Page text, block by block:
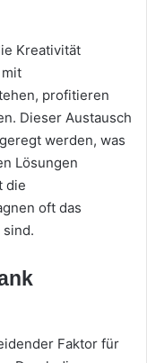
Kreativität
profitieren
Dieser Austausch
werden, was
Lösungen
die
oft das
Faktor für